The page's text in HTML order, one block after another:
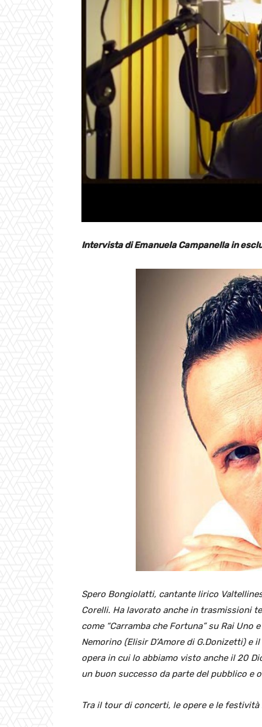
Intervista di Emanuela Campanella in
Spero Bongiolatti, cantante lirico
Corelli. Ha lavorato anche in trasmissioni
come “Carramba che Fortuna” su Rai Uno
Nemorino (Elisir D’Amore di G.Donizetti) e
opera in cui lo abbiamo visto anche il 20
un buon successo da parte del pubblico e
Tra il tour di concerti, le opere e le